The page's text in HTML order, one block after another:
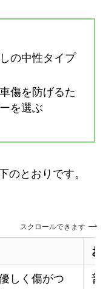
の中性タイプ
傷を防げるた
を選ぶ
のとおりです。
スクロールできます
お
しく傷がつ
普